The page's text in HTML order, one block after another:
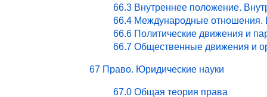
66.3 Внутреннее положение.
66.4 Международные отношения.
66.6 Политические движения и
66.7 Общественные движения и
67 Право. Юридические науки
67.0 Общая теория права